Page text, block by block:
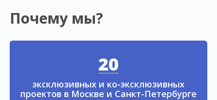
Почему мы?
20
эксклюзивных и ко-эксклюзивных
проектов в Москве и Санкт-Петербурге